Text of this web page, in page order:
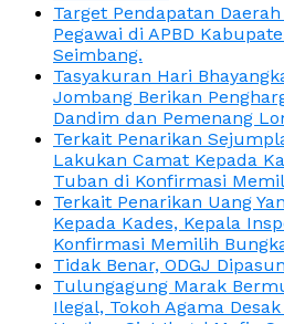
Target Pendapatan
Pegawai di APBD
Seimbang.
Tasyakuran Hari
Jombang Berikan
Dandim dan Pemenang
Terkait Penarikan
Lakukan Camat Kepada
Tuban di Konfirmasi
Terkait Penarikan Uang
Kepada Kades, Kepala
Konfirmasi Memilih
Tidak Benar, ODGJ
Tulungagung Marak
Ilegal, Tokoh Agama